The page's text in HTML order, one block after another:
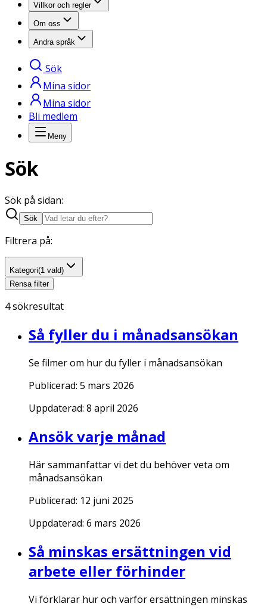
Villkor och regler
Om oss
Andra språk
Sök
Mina sidor
Mina sidor
Bli medlem
Meny
Sök
Sök på sidan:
Sök
Filtrera på:
Kategori(1 vald)
Rensa filter
4sökresultat
Så fyller du i månadsansökan
Se filmer om hur du fyller i månadsansökan
Publicerad: 5 mars 2026
Uppdaterad: 8 april 2026
Ansök varje månad
Här sammanfattar vi det du behöver veta om
månadsansökan
Publicerad: 12 juni 2025
Uppdaterad: 6 mars 2026
Så minskas ersättningen vid
arbete eller förhinder
Vi förklarar hur och varför ersättningen minskas